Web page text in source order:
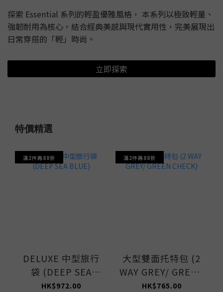
探索 Essential 系列的輕盈優雅風格， 本系列以極致輕量、
強韌耐用為核心，結合經典美感與現代實用性，完美展現出
日常穿搭的「輕」時尚。
立即探索
特價精選
滿2件再88折
DELUXE 中型旅行
袋 (DEEP SEA
BLUE)
HK$972.00
滿2件再88折
大型雙面托特包 (2
WAY GREY/ GREEN
CHECK)
HK$765.00